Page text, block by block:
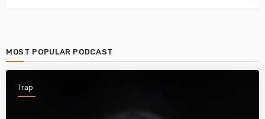
MOST POPULAR PODCAST
Trap